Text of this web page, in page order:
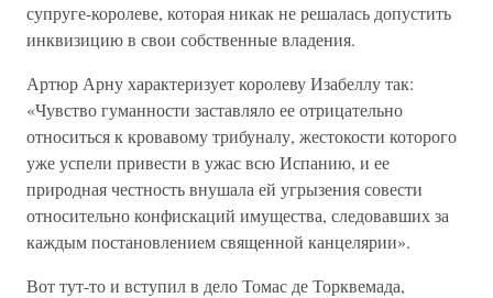
супруге-королеве, которая никак не решалась допустить
инквизицию в свои собственные владения.
Артюр Арну характеризует королеву Изабеллу так:
«Чувство гуманности заставляло ее отрицательно
относиться к кровавому трибуналу, жестокости которого
уже успели привести в ужас всю Испанию, и ее
природная честность внушала ей угрызения совести
относительно конфискаций имущества, следовавших за
каждым постановлением священной канцелярии».
Вот тут-то и вступил в дело Томас де Торквемада,